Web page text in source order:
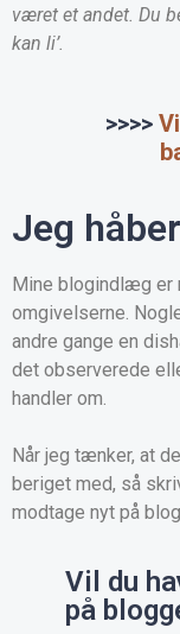
været et andet. Du
kan li’.
>>>>
Jeg
Mine blogindlæg er
omgivelserne.
andre gange en
det observerede
handler om.
Når jeg tænker, at
beriget med, så
modtage nyt på
Vil du
på